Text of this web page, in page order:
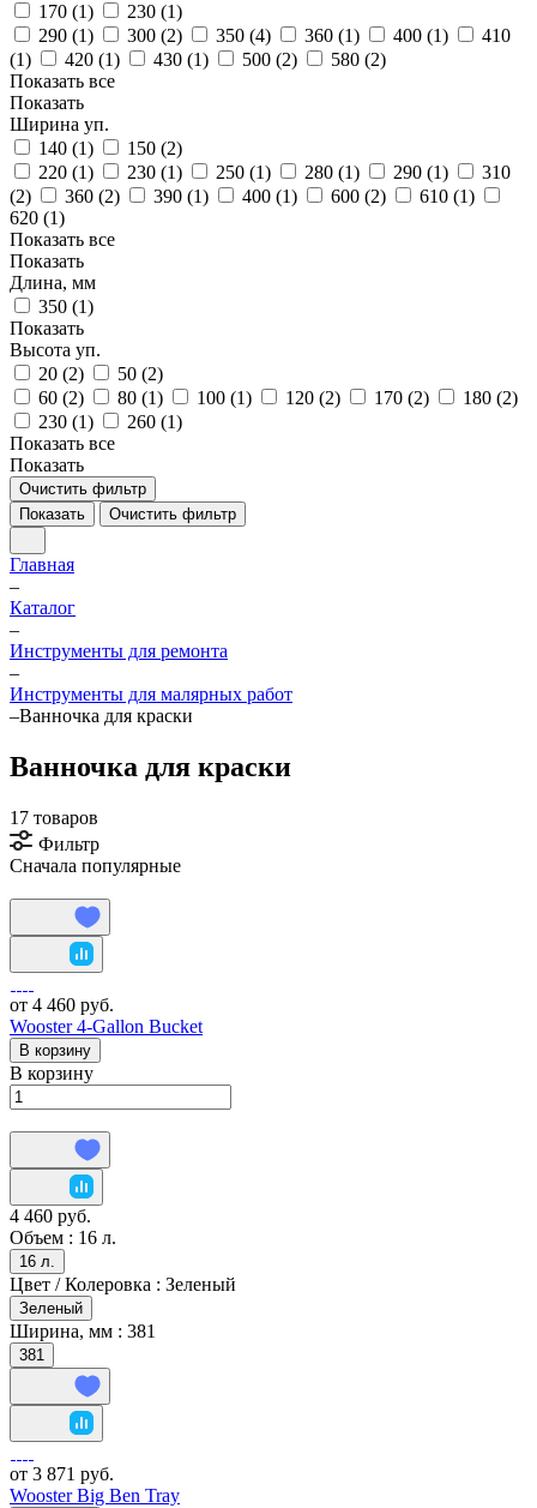
170 (1) 230 (1)
290 (1) 300 (2) 350 (4) 360 (1) 400 (1)
410
(1) 420 (1) 430 (1) 500 (2) 580 (2)
Показать все
Показать
Ширина уп.
140 (1) 150 (2)
220 (1) 230 (1) 250 (1) 280 (1) 290 (1)
310
(2) 360 (2) 390 (1) 400 (1) 600 (2) 610 (1)
620 (1)
Показать все
Показать
Длина, мм
350 (1)
Показать
Высота уп.
20 (2) 50 (2)
60 (2) 80 (1) 100 (1) 120 (2) 170 (2) 180 (2)
230 (1) 260 (1)
Показать все
Показать
Очистить фильтр
Показать
Очистить фильтр
Главная
–
Каталог
–
Инструменты для ремонта
–
Инструменты для малярных работ
–Ванночка для краски
Ванночка для краски
17 товаров
Фильтр
Сначала популярные
от 4 460 руб.
Wooster 4-Gallon Bucket
В корзину
В корзину
4 460 руб.
Объем : 16 л.
16 л.
Цвет / Колеровка : Зеленый
Зеленый
Ширина, мм : 381
381
от 3 871 руб.
Wooster Big Ben Tray